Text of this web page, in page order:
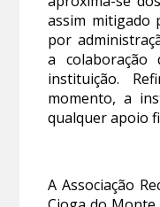
assim mitigado
por
a colaboração
instituição.
momento, a
qualquer apoio
A Associação